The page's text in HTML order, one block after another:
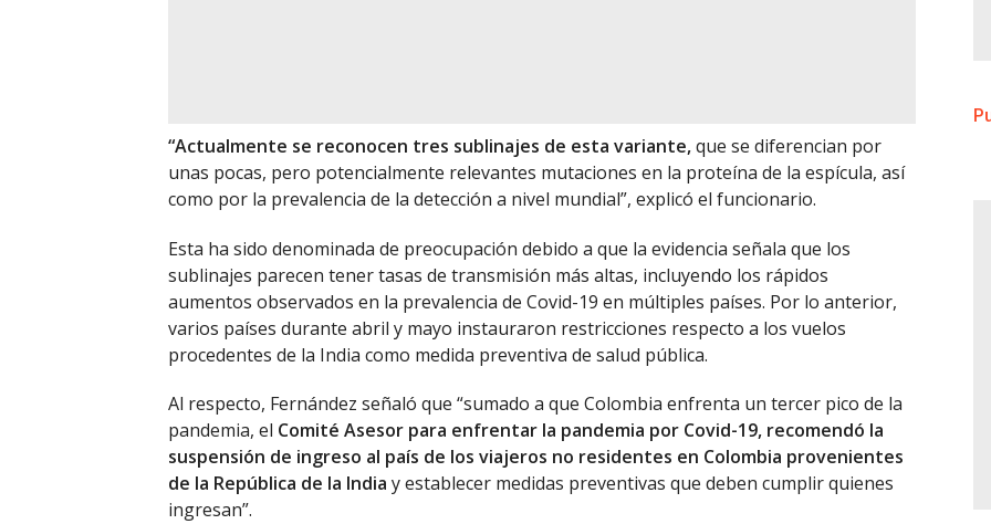
“Actualmente se reconocen tres sublinajes de esta variante,que se diferencian por
unas pocas, pero potencialmente relevantes mutaciones en la proteína de la espícula, así
como por la prevalencia de la detección a nivel mundial”, explicó el funcionario.
Esta ha sido denominada de preocupación debido a que la evidencia señala que los
sublinajes parecen tener tasas de transmisión más altas, incluyendo los rápidos
aumentos observados en la prevalencia de Covid-19 en múltiples países. Por lo anterior,
varios países durante abril y mayo instauraron restricciones respecto a los vuelos
procedentes de la India como medida preventiva de salud pública.
Al respecto, Fernández señaló que “sumado a que Colombia enfrenta un tercer pico de la
pandemia, el Comité Asesor para enfrentar la pandemia por Covid-19, recomendó la
suspensión de ingreso al país de los viajeros no residentes en Colombia provenientes
de la República de la India y establecer medidas preventivas que deben cumplir quienes
ingresan”.